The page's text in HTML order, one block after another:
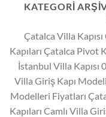
KATEGORI
Çatalca Villa
Kapıları Çatalca Pivot
İstanbul Villa
Villa Giriş Kapı
Modelleri Fiyatları
Kapıları Camlı Villa